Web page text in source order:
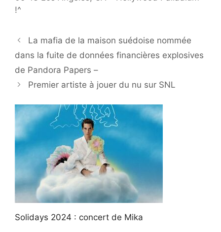
!^
La mafia de la maison suédoise nommée
dans la fuite de données financières explosives
de Pandora Papers –
Premier artiste à jouer du nu sur SNL
Solidays 2024 : concert de Mika